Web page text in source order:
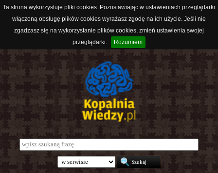
Ta strona wykorzystuje pliki cookies. Pozostawiając w ustawieniach przeglądarki
włączoną obsługę plików cookies wyrażasz zgodę na ich użycie. Jeśli nie
zgadzasz się na wykorzystanie plików cookies, zmień ustawienia swojej
przeglądarki.
Rozumiem